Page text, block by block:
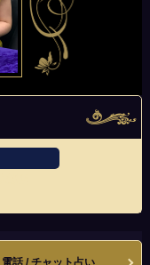
電話 / チャット占い